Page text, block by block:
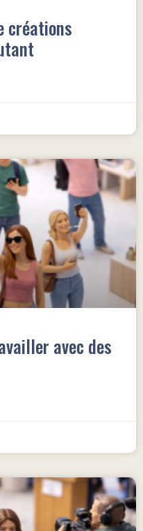
créations
avec des